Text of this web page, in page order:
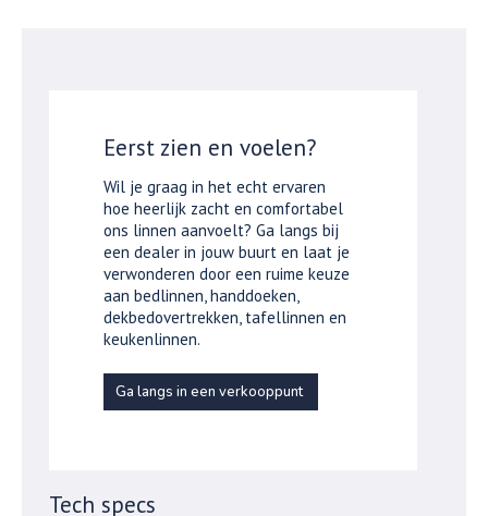
Eerst zien en voelen?
Wil je graag in het echt ervaren
hoe heerlijk zacht en comfortabel
ons linnen aanvoelt? Ga langs bij
een dealer in jouw buurt en laat je
verwonderen door een ruime keuze
aan bedlinnen, handdoeken,
dekbedovertrekken, tafellinnen en
keukenlinnen.
Ga langs in een verkooppunt
Tech specs